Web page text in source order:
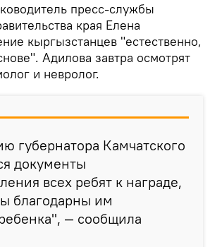
пресс-службы
края Елена
кыргызстанцев "естественно,
Адилова завтра осмотрят
и невролог.
губернатора Камчатского
документы
всех ребят к награде,
благодарны им
— сообщила